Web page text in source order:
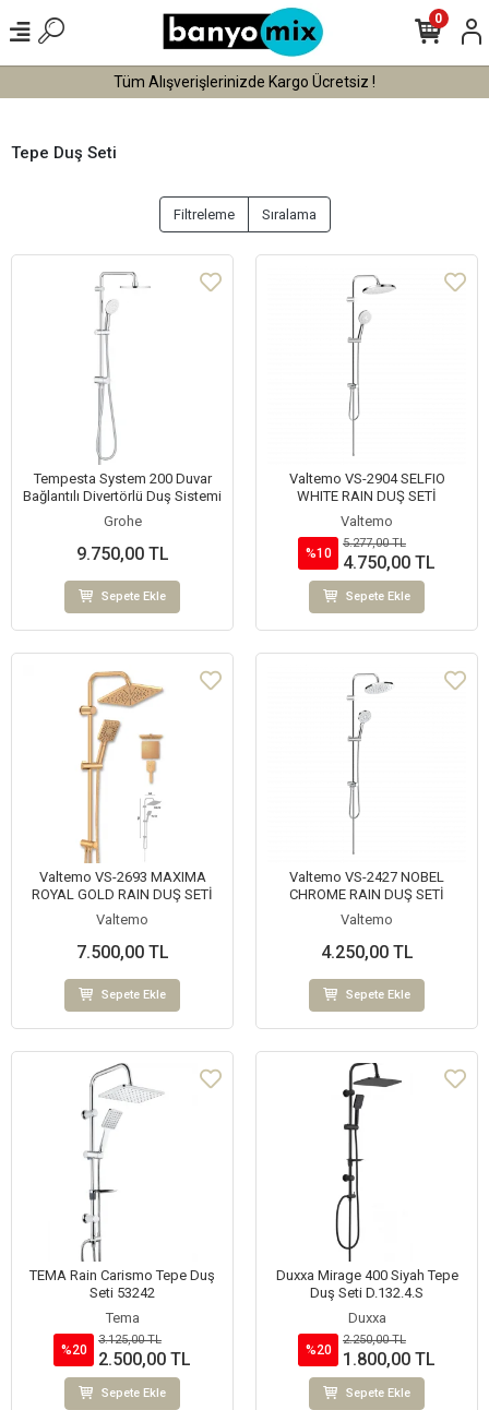
Kargo Ücretsiz ! Tüm Alışverişlerinizde
0
Tepe Duş Seti
Filtreleme Sıralama
Tempesta System 200 Duvar
Bağlantılı Divertörlü Duş Sistemi
Grohe
9.750,00 TL
Sepete Ekle
Valtemo VS-2904 SELFIO
WHITE RAIN DUŞ SETİ
Valtemo
%10
5.277,00 TL
4.750,00 TL
Sepete Ekle
Valtemo VS-2693 MAXIMA
ROYAL GOLD RAIN DUŞ SETİ
Valtemo
7.500,00 TL
Sepete Ekle
Valtemo VS-2427 NOBEL
CHROME RAIN DUŞ SETİ
Valtemo
4.250,00 TL
Sepete Ekle
TEMA Rain Carismo Tepe Duş
Seti 53242
Tema
%20
3.125,00 TL
2.500,00 TL
Sepete Ekle
Duxxa Mirage 400 Siyah Tepe
Duş Seti D.132.4.S
Duxxa
%20
2.250,00 TL
1.800,00 TL
Sepete Ekle